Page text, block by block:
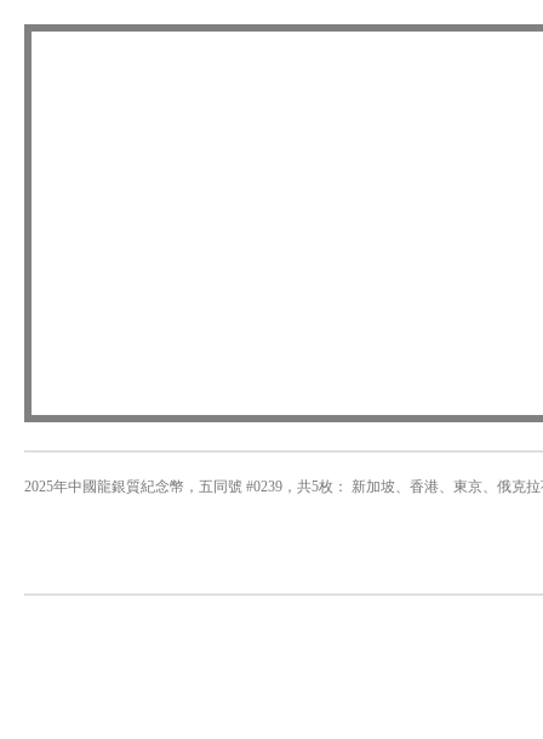
2025年中國龍銀質紀念幣，五同號 #0239，共5枚： 新加坡、香港、東京、俄克